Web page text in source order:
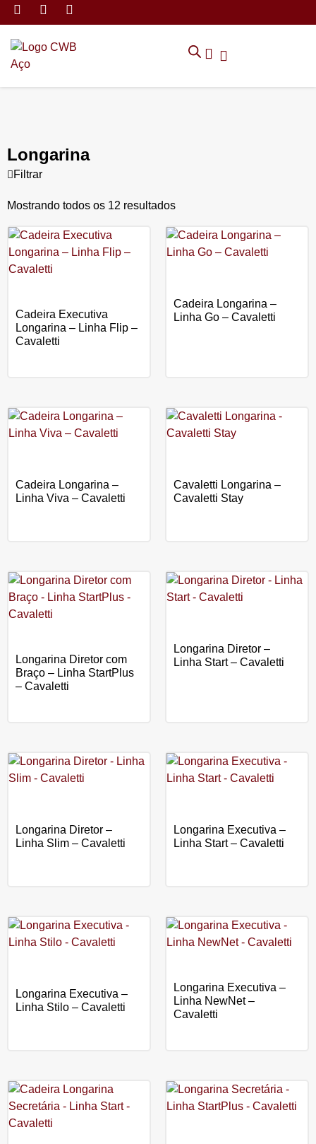
Longarina
Filtrar
Mostrando todos os 12 resultados
Cadeira Executiva
Longarina – Linha Flip –
Cavaletti
Cadeira Longarina –
Linha Go – Cavaletti
Cadeira Longarina –
Linha Viva – Cavaletti
Cavaletti Longarina –
Cavaletti Stay
Longarina Diretor com
Braço – Linha StartPlus
– Cavaletti
Longarina Diretor –
Linha Start – Cavaletti
Longarina Diretor –
Linha Slim – Cavaletti
Longarina Executiva –
Linha Start – Cavaletti
Longarina Executiva –
Linha Stilo – Cavaletti
Longarina Executiva –
Linha NewNet –
Cavaletti